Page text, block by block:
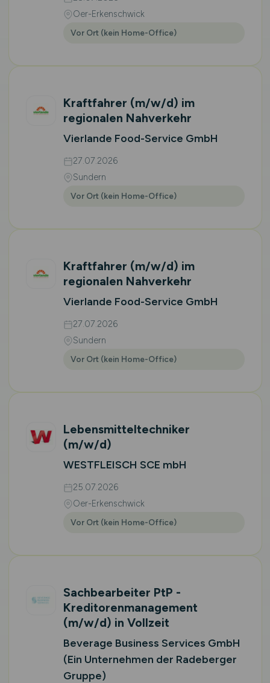
Oer-Erkenschwick
Vor Ort (kein Home-Office)
Kraftfahrer (m/w/d) im
regionalen Nahverkehr
Vierlande Food-Service GmbH
27.07.2026
Sundern
Vor Ort (kein Home-Office)
Kraftfahrer (m/w/d) im
regionalen Nahverkehr
Vierlande Food-Service GmbH
27.07.2026
Sundern
Vor Ort (kein Home-Office)
Lebensmitteltechniker
(m/w/d)
WESTFLEISCH SCE mbH
25.07.2026
Oer-Erkenschwick
Vor Ort (kein Home-Office)
Sachbearbeiter PtP -
Kreditorenmanagement
(m/w/d) in Vollzeit
Beverage Business Services GmbH
(Ein Unternehmen der Radeberger
Gruppe)